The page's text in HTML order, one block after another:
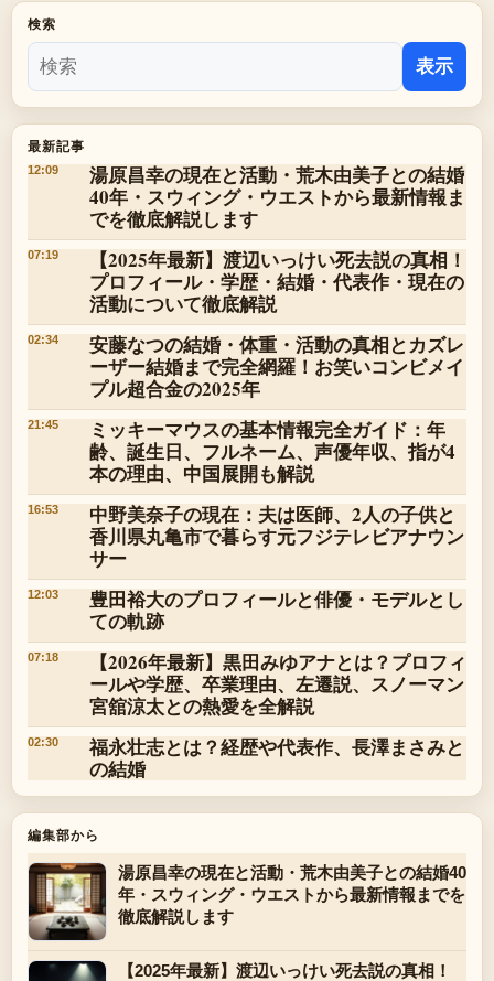
検索
表示
最新記事
12:09
湯原昌幸の現在と活動・荒木由美子との結婚
40年・スウィング・ウエストから最新情報ま
でを徹底解説します
07:19
【2025年最新】渡辺いっけい死去説の真相！
プロフィール・学歴・結婚・代表作・現在の
活動について徹底解説
02:34
安藤なつの結婚・体重・活動の真相とカズレ
ーザー結婚まで完全網羅！お笑いコンビメイ
プル超合金の2025年
21:45
ミッキーマウスの基本情報完全ガイド：年
齢、誕生日、フルネーム、声優年収、指が4
本の理由、中国展開も解説
16:53
中野美奈子の現在：夫は医師、2人の子供と
香川県丸亀市で暮らす元フジテレビアナウン
サー
12:03
豊田裕大のプロフィールと俳優・モデルとし
ての軌跡
07:18
【2026年最新】黒田みゆアナとは？プロフィ
ールや学歴、卒業理由、左遷説、スノーマン
宮舘涼太との熱愛を全解説
02:30
福永壮志とは？経歴や代表作、長澤まさみと
の結婚
編集部から
湯原昌幸の現在と活動・荒木由美子との結婚40
年・スウィング・ウエストから最新情報までを
徹底解説します
【2025年最新】渡辺いっけい死去説の真相！